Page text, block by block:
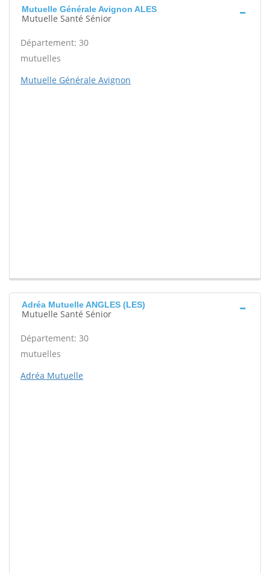
Mutuelle Générale Avignon ALES
Mutuelle Santé Sénior
Département: 30
mutuelles
Mutuelle Générale Avignon
Adréa Mutuelle ANGLES (LES)
Mutuelle Santé Sénior
Département: 30
mutuelles
Adréa Mutuelle